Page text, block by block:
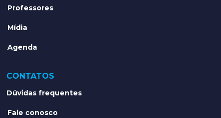
Professores
Mídia
Agenda
CONTATOS
Dúvidas frequentes
Fale conosco